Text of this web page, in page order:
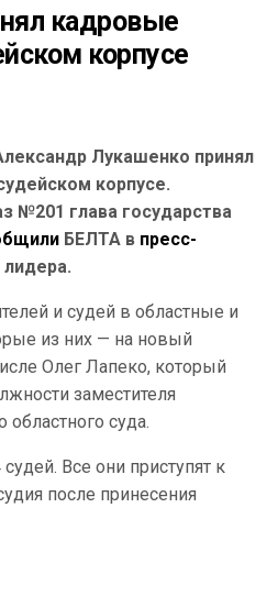
кадровые
корпусе
Лукашенко принял
корпусе.
№201 глава государства
БЕЛТА в пресс-
лидера.
и судей в областные и
из них — на новый
Олег Лапеко, который
заместителя
областного суда.
Все они приступят к
после принесения